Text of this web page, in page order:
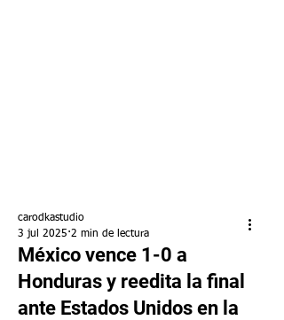
México vence 1-0 a
Honduras y reedita la final
ante Estados Unidos en la
carodkastudio
3 jul 2025 2 min de lectura